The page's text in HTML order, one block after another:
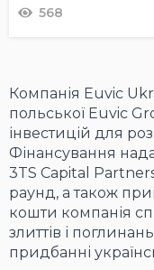
568
Компанія Euvic
польської Euvic
інвестицій для
Фінансування
3TS Capital
раунд, а також
кошти компанія
злиттів і
придбанні